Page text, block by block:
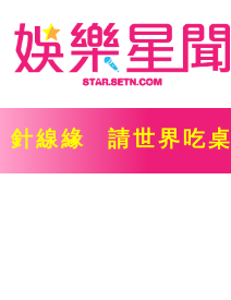
針線緣 請世界吃桌